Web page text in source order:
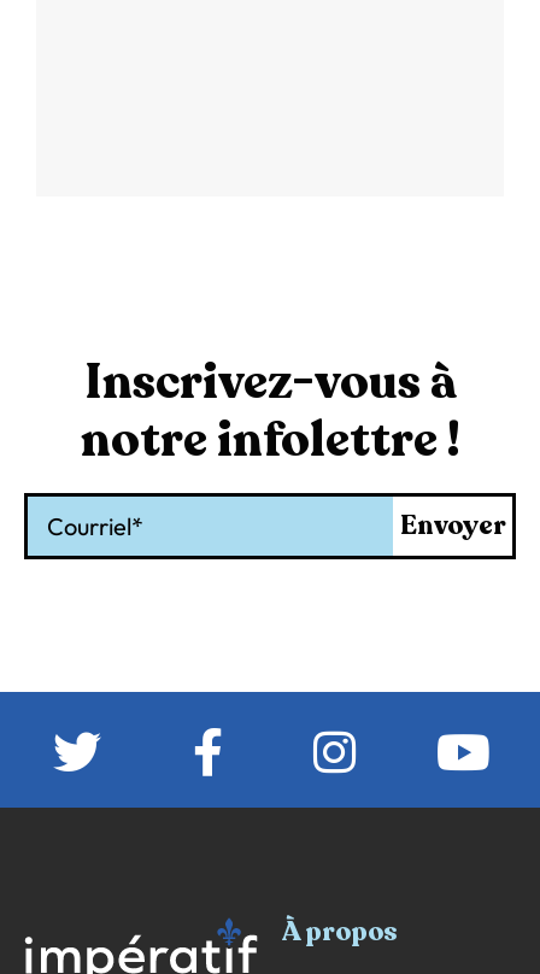
Inscrivez-vous à
notre infolettre !
Envoyer
À propos